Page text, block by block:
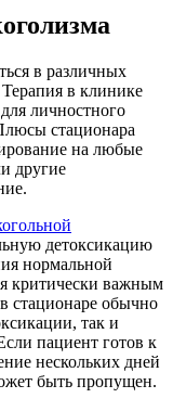
в различных
в клинике
личностного
стационара
на любые
другие
детоксикацию
нормальной
критически важным
стационаре обычно
так и
пациент готов к
нескольких дней
быть пропущен.